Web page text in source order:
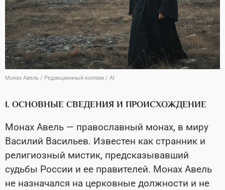
Монах Авель / Редакционный коллаж / AI
I. ОСНОВНЫЕ СВЕДЕНИЯ И ПРОИСХОЖДЕНИЕ
Монах Авель — православный монах, в миру
Василий Васильев. Известен как странник и
религиозный мистик, предсказывавший
судьбы России и ее правителей. Монах Авель
не назначался на церковные должности и не